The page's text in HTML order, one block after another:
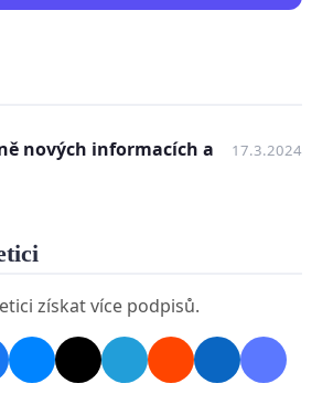
nových informacích a
17.3.2024
získat více podpisů.